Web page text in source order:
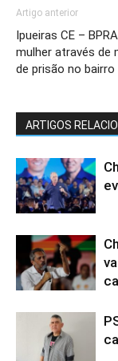
Artigo anterior
Ipueiras CE –
mulher através de
de prisão no bairro
ARTIGOS